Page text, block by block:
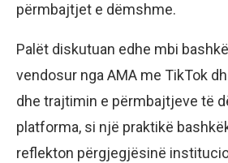
përmbajtjet e dëmshme.
Palët diskutuan edhe mbi
vendosur nga AMA me TikTok
dhe trajtimin e përmbajtjeve të
platforma, si një praktikë
reflekton përgjegjësinë